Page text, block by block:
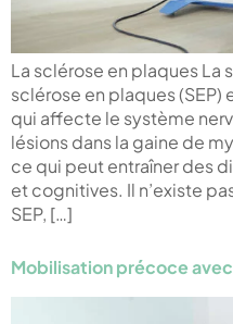
La sclérose en plaques La
sclérose en plaques
qui affecte le système
lésions dans la gaine de
ce qui peut entraîner des
et cognitives. Il n’existe
SEP, […]
Mobilisation précoce